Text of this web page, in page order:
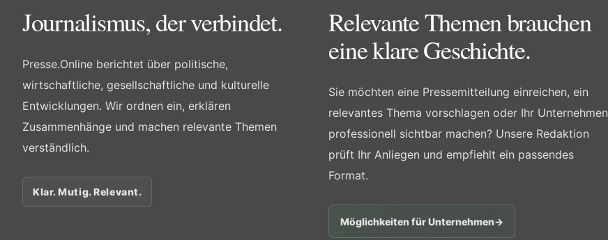
Journalismus, der verbindet.
Presse.Online berichtet über politische,
wirtschaftliche, gesellschaftliche und kulturelle
Entwicklungen. Wir ordnen ein, erklären
Zusammenhänge und machen relevante Themen
verständlich.
Klar. Mutig. Relevant.
Relevante Themen brauchen
eine klare Geschichte.
Sie möchten eine Pressemitteilung einreichen, ein
relevantes Thema vorschlagen oder Ihr Unternehmen
professionell sichtbar machen? Unsere Redaktion
prüft Ihr Anliegen und empfiehlt ein passendes
Format.
Möglichkeiten für Unternehmen→